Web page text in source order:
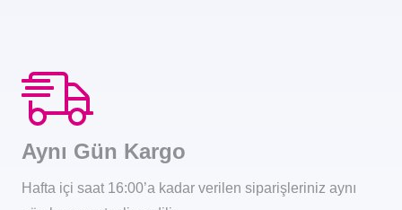
Aynı Gün Kargo
Hafta içi saat 16:00’a kadar verilen siparişleriniz aynı